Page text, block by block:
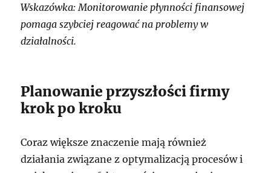
Wskazówka: Monitorowanie płynności finansowej
pomaga szybciej reagować na problemy w
działalności.
Planowanie przyszłości firmy
krok po kroku
Coraz większe znaczenie mają również
działania związane z optymalizacją procesów i